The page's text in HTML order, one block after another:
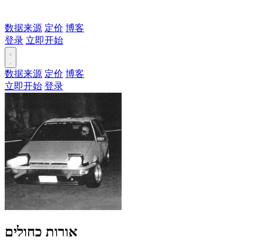
数据来源 定价 博客
登录 立即开始
数据来源 定价 博客
立即开始 登录
אורות כחולים